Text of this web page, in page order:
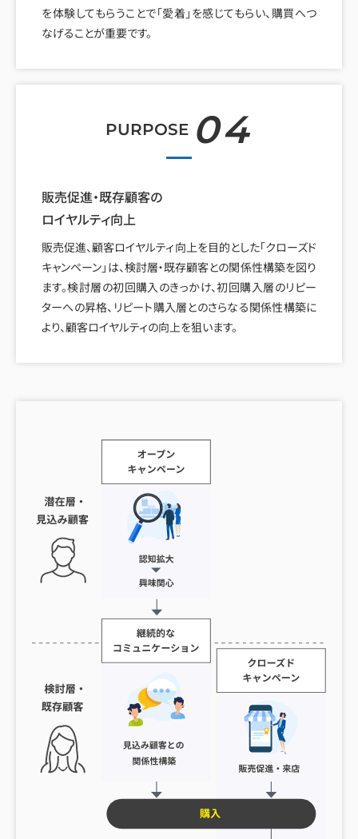
を体験してもらうことで「愛着」を感じてもらい、購買へつ
なげることが重要です。
PURPOSE 04
販売促進・既存顧客の
ロイヤルティ向上
販売促進、顧客ロイヤルティ向上を目的とした「クローズド
キャンペーン」は、検討層・既存顧客との関係性構築を図り
ます。検討層の初回購入のきっかけ、初回購入層のリピー
ターへの昇格、リピート購入層とのさらなる関係性構築に
より、顧客ロイヤルティの向上を狙います。